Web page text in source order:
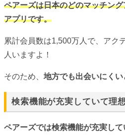
ペアーズは日本のどのマッチン
アプリです。
累計会員数は1,500万人で、アク
人いますよ！
そのため、 地方でも出会いにくい
検索機能が充実していて理
ペアーズでは検索機能が充実して